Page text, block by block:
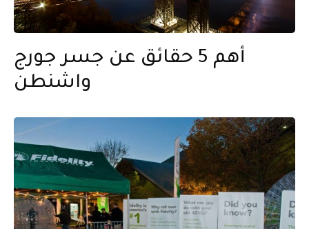
أهم 5 حقائق عن جسر جورج
واشنطن